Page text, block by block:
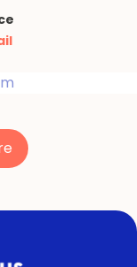
avant et